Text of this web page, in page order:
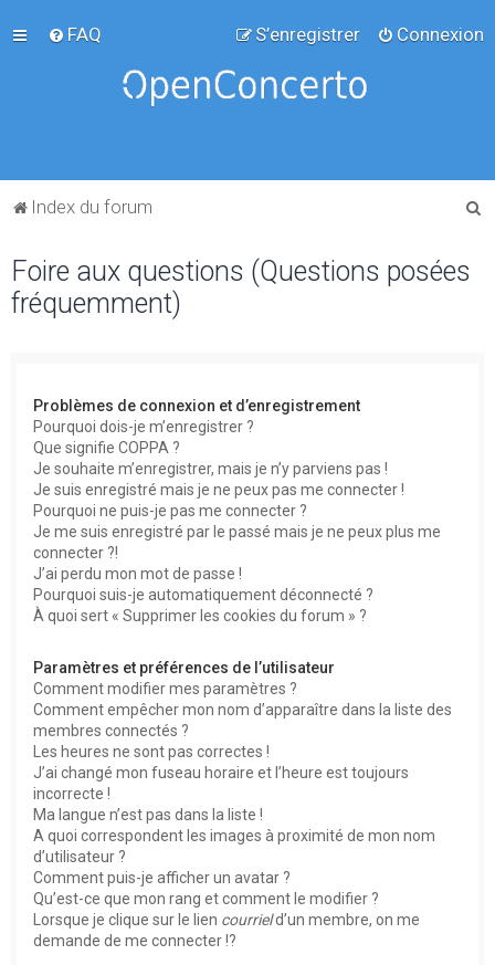
FAQ Connexion
S’enregistrer
Index du forum
Foire aux questions (Questions posées
fréquemment)
Problèmes de connexion et d’enregistrement
Pourquoi dois-je m’enregistrer ?
Que signifie COPPA ?
Je souhaite m’enregistrer, mais je n’y parviens pas !
Je suis enregistré mais je ne peux pas me connecter !
Pourquoi ne puis-je pas me connecter ?
Je me suis enregistré par le passé mais je ne peux plus me
connecter ?!
J’ai perdu mon mot de passe !
Pourquoi suis-je automatiquement déconnecté ?
À quoi sert « Supprimer les cookies du forum » ?
Paramètres et préférences de l’utilisateur
Comment modifier mes paramètres ?
Comment empêcher mon nom d’apparaître dans la liste des
membres connectés ?
Les heures ne sont pas correctes !
J’ai changé mon fuseau horaire et l’heure est toujours
incorrecte !
Ma langue n’est pas dans la liste !
A quoi correspondent les images à proximité de mon nom
d’utilisateur ?
Comment puis-je afficher un avatar ?
Qu’est-ce que mon rang et comment le modifier ?
Lorsque je clique sur le lien courrield’un membre, on me
demande de me connecter !?